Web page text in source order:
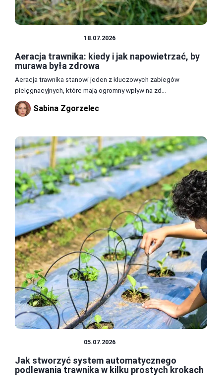
18.07.2026
Aeracja trawnika: kiedy i jak napowietrzać, by
murawa była zdrowa
Aeracja trawnika stanowi jeden z kluczowych zabiegów
pielęgnacyjnych, które mają ogromny wpływ na zd...
Sabina Zgorzelec
05.07.2026
Jak stworzyć system automatycznego
podlewania trawnika w kilku prostych krokach